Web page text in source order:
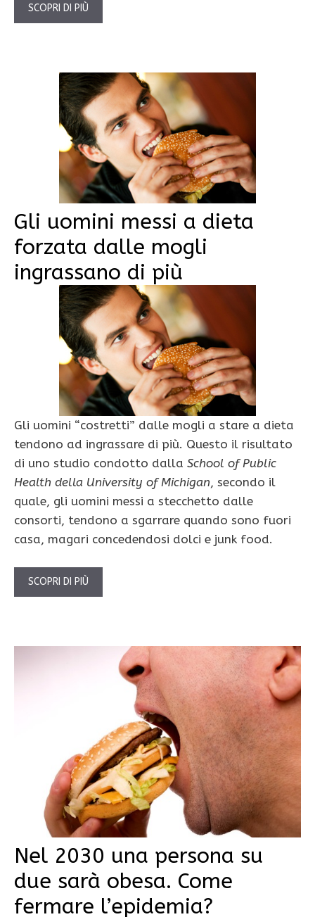
SCOPRI DI PIÙ
Gli uomini messi a dieta
forzata dalle mogli
ingrassano di più
Gli uomini “costretti” dalle mogli a stare a dieta
tendono ad ingrassare di più. Questo il risultato
di uno studio condotto dalla School of Public
Health della University of Michigan, secondo il
quale, gli uomini messi a stecchetto dalle
consorti, tendono a sgarrare quando sono fuori
casa, magari concedendosi dolci e junk food.
SCOPRI DI PIÙ
Nel 2030 una persona su
due sarà obesa. Come
fermare l’epidemia?